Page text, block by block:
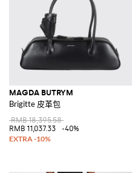
MAGDA BUTRYM
Brigitte 皮革包
RMB 18,395.58
RMB 11,037.33
-40%